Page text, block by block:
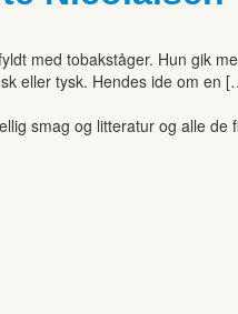
med tobakståger. Hun gik
eller tysk. Hendes ide om en
smag og litteratur og alle de